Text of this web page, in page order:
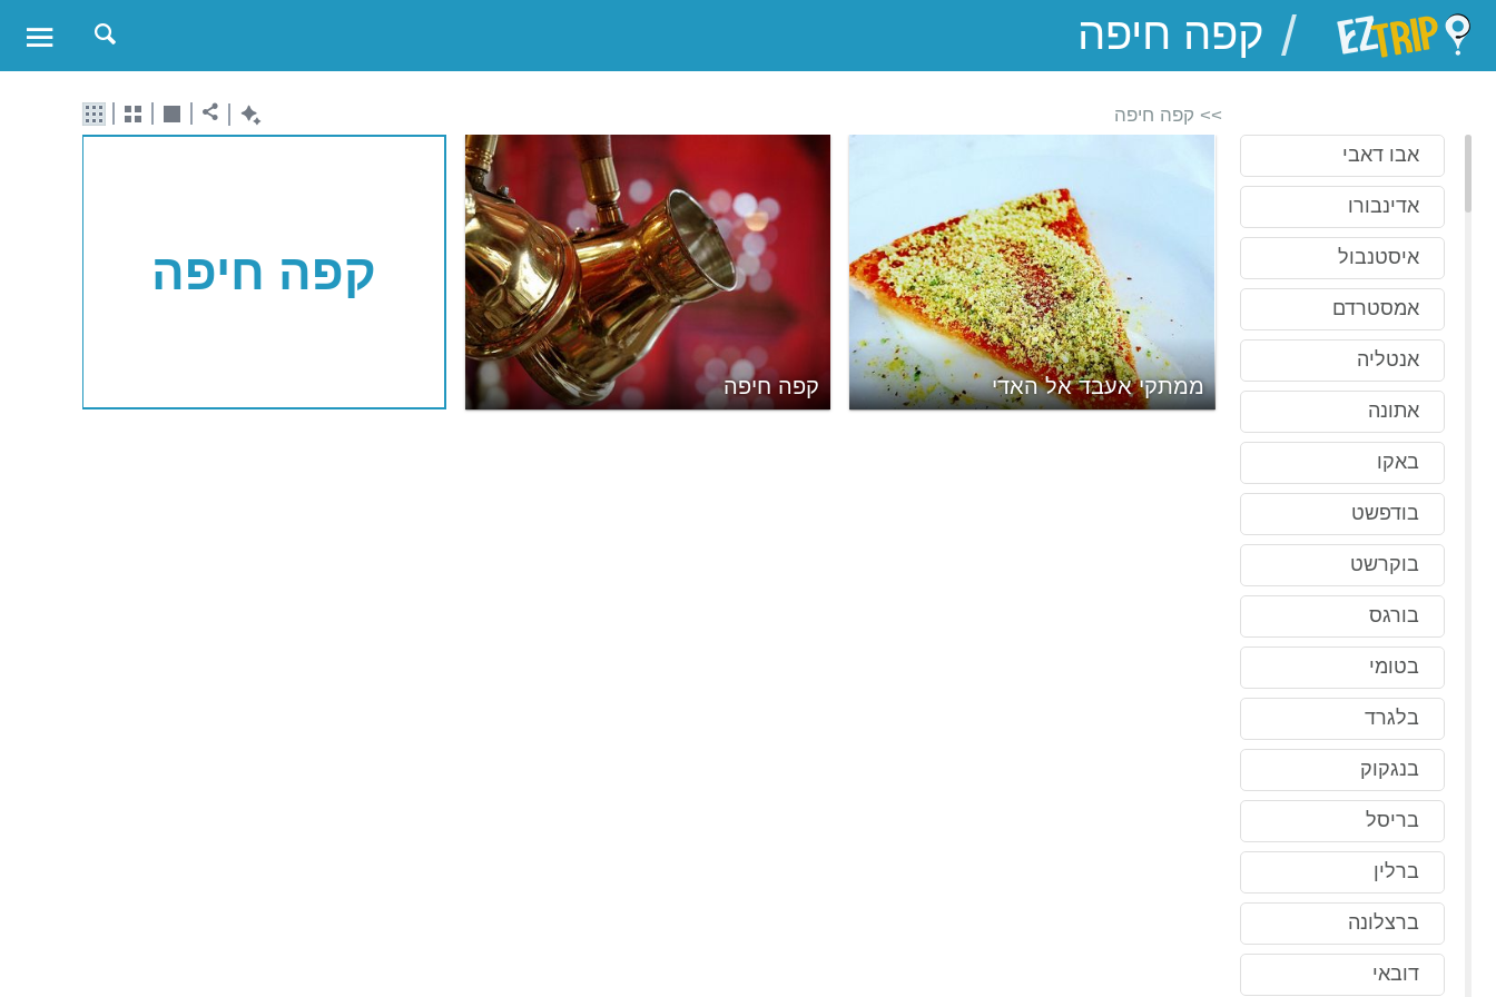
EZTrip
/
אבו דאבי
אדינבורו
איסטנבול
אמסטרדם
אנטליה
אתונה
באקו
בודפשט
בוקרשט
בורגס
בטומי
בלגרד
בנגקוק
בריסל
ברלין
ברצלונה
דובאי
>> קפה חיפה
קפה חיפה
קפה חיפה ממתקי אעבד אל האדי